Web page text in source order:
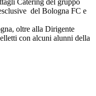
Catering del gruppo
del Bologna FC e
oltre alla Dirigente
con alcuni alunni della